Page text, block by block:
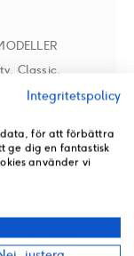
Classic,
Ghost 125CC,
Integritetspolicy
för att förbättra
ge dig en fantastisk
använder vi